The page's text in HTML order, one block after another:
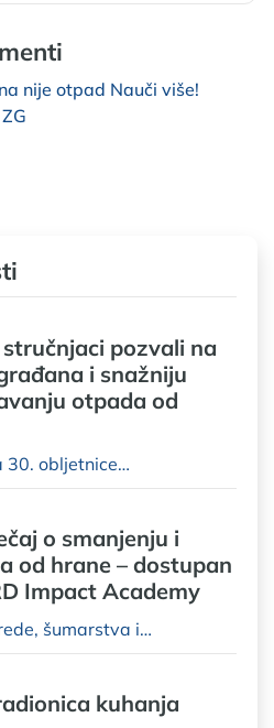
nije otpad Nauči više!
pozvali na
i snažniju
otpada od
30. obljetnice…
o smanjenju i
od hrane – dostupan
Impact Academy
šumarstva i…
kuhanja